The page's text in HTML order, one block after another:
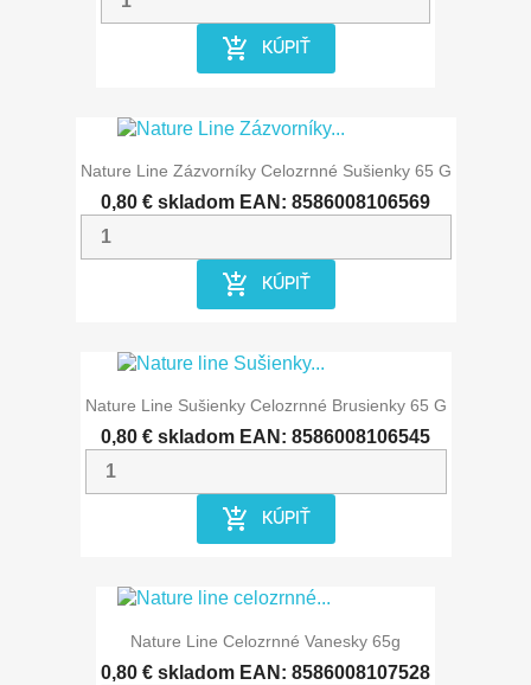
add_shopping_cart KÚPIŤ
Nature Line Zázvorníky Celozrnné Sušienky 65 G
0,80 € skladom EAN: 8586008106569
add_shopping_cart KÚPIŤ
Nature Line Sušienky Celozrnné Brusienky 65 G
0,80 € skladom EAN: 8586008106545
add_shopping_cart KÚPIŤ
Nature Line Celozrnné Vanesky 65g
0,80 € skladom EAN: 8586008107528